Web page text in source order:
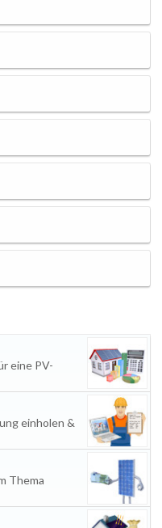
eine PV-
einholen &
Thema